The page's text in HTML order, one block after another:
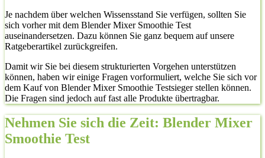
Je nachdem über welchen Wissensstand Sie verfügen, sollten Sie
sich vorher mit dem Blender Mixer Smoothie Test
auseinandersetzen. Dazu können Sie ganz bequem auf unsere
Ratgeberartikel zurückgreifen.
Damit wir Sie bei diesem strukturierten Vorgehen unterstützen
können, haben wir einige Fragen vorformuliert, welche Sie sich vor
dem Kauf von Blender Mixer Smoothie Testsieger stellen können.
Die Fragen sind jedoch auf fast alle Produkte übertragbar.
Nehmen Sie sich die Zeit: Blender Mixer
Smoothie Test